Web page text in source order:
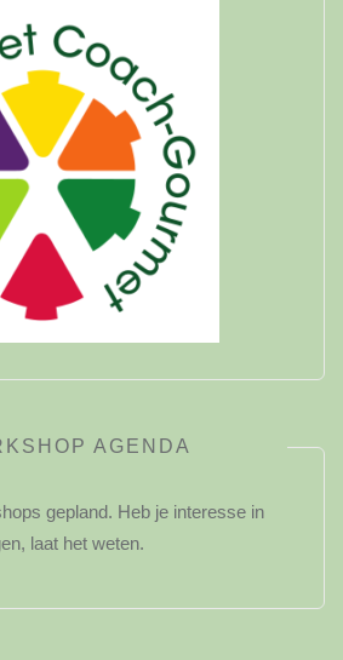
AGENDA
gepland. Heb je interesse in
laat het weten.